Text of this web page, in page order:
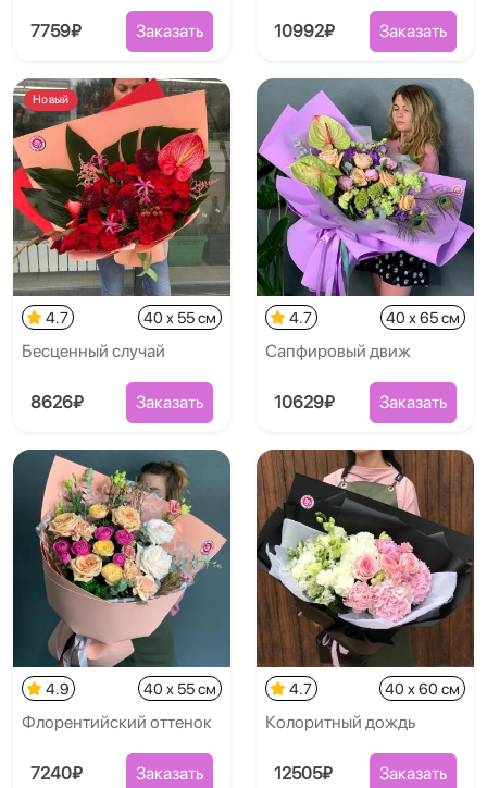
7759₽ Заказать 10992₽ Заказать
Новый
4.7 40 x 55 см
Бесценный случай
8626₽ Заказать
4.7 40 x 65 см
Сапфировый движ
10629₽ Заказать
4.9 40 x 55 см
Флорентийский оттенок
7240₽ Заказать
4.7 40 x 60 см
Колоритный дождь
12505₽ Заказать